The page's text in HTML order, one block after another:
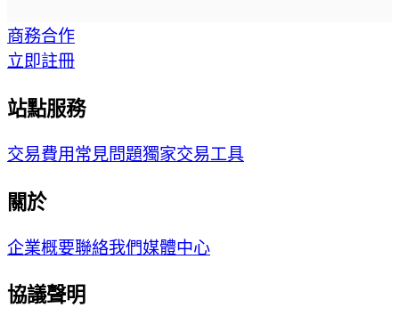
商務合作
立即註冊
站點服務
交易費用常見問題獨家交易工具
關於
企業概要聯絡我們媒體中心
協議聲明